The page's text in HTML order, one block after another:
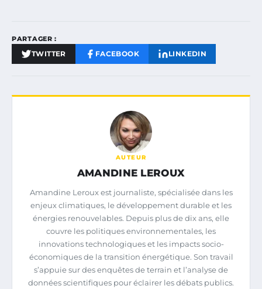
PARTAGER :
TWITTER FACEBOOK LINKEDIN
AUTEUR
AMANDINE LEROUX
Amandine Leroux est journaliste, spécialisée dans les
enjeux climatiques, le développement durable et les
énergies renouvelables. Depuis plus de dix ans, elle
couvre les politiques environnementales, les
innovations technologiques et les impacts socio-
économiques de la transition énergétique. Son travail
s’appuie sur des enquêtes de terrain et l’analyse de
données scientifiques pour éclairer les débats publics.